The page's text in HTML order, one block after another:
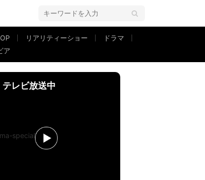
リアリティーショー
ドラマ
ア
って歌えなかったので、せめて座ったまま」
テレビ放送中